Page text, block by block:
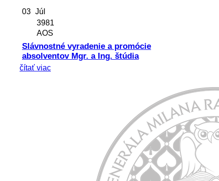
03 Júl
3981
AOS
Slávnostné vyradenie a promócie
absolventov Mgr. a Ing. štúdia
čítať viac